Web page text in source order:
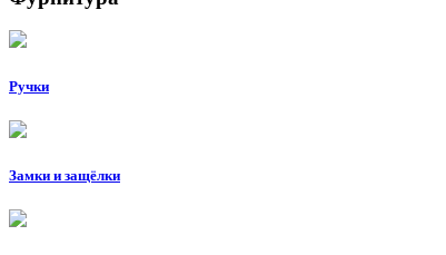
Ручки
Замки и защёлки